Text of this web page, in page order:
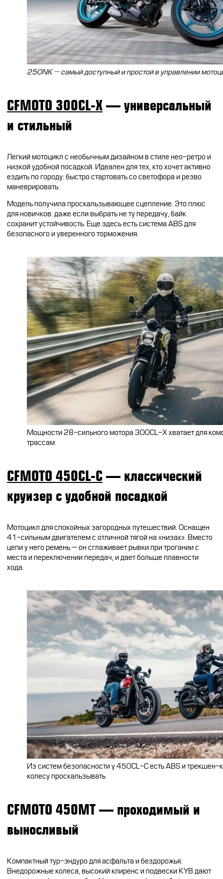
250NK — самый доступный и простой в управлении
CFMOTO 300CL-X— универсальный
и стильный
Легкий мотоцикл с необычным дизайном в стиле нео-ретро и
низкой удобной посадкой. Идеален для тех, кто хочет активно
ездить по городу: быстро стартовать со светофора и резво
маневрировать.
Модель получила проскальзывающее сцепление. Это плюс
для новичков: даже если выбрать не ту передачу, байк
сохранит устойчивость. Еще здесь есть система ABS для
безопасного и уверенного торможения.
Мощности 28-сильного мотора 300CL-X хватает для
трассам
CFMOTO 450CL-C— классический
круизер с удобной посадкой
Мотоцикл для спокойных загородных путешествий. Оснащен
41-сильным двигателем с отличной тягой на «низах». Вместо
цепи у него ремень — он сглаживает рывки при трогании с
места и переключении передач, и дает больше плавности
хода.
Из систем безопасности у 450CL-C есть ABS и трекшен-
колесу проскальзывать
CFMOTO 450MT — проходимый и
выносливый
Компактный тур-эндуро для асфальта и бездорожья.
Внедорожные колеса, высокий клиренс и подвески KYB дают